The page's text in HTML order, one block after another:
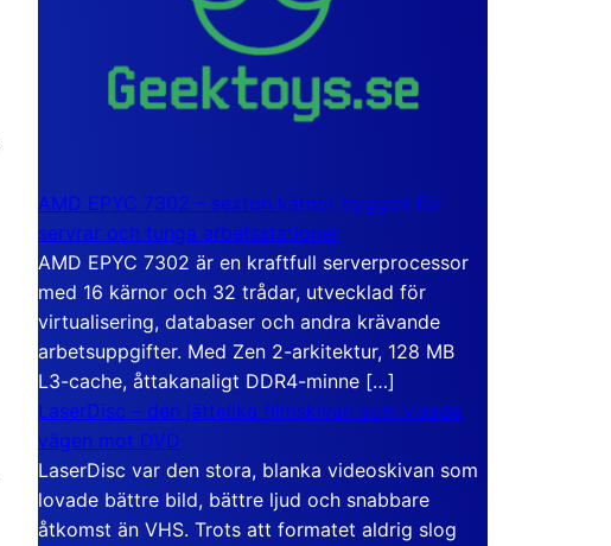
AMD EPYC 7302 – sexton kärnor byggda för
servrar och tunga arbetsstationer
AMD EPYC 7302 är en kraftfull serverprocessor
med 16 kärnor och 32 trådar, utvecklad för
virtualisering, databaser och andra krävande
arbetsuppgifter. Med Zen 2-arkitektur, 128 MB
L3-cache, åttakanaligt DDR4-minne […]
LaserDisc – den jättelika filmskivan som visade
vägen mot DVD
LaserDisc var den stora, blanka videoskivan som
lovade bättre bild, bättre ljud och snabbare
åtkomst än VHS. Trots att formatet aldrig slog